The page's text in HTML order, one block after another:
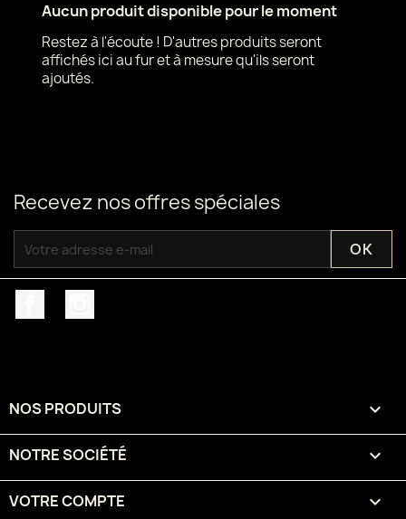
Aucun produit disponible pour le moment
Restez à l'écoute ! D'autres produits seront
affichés ici au fur et à mesure qu'ils seront
ajoutés.
Recevez nos offres spéciales
NOS PRODUITS 
NOTRE SOCIÉTÉ 
VOTRE COMPTE 